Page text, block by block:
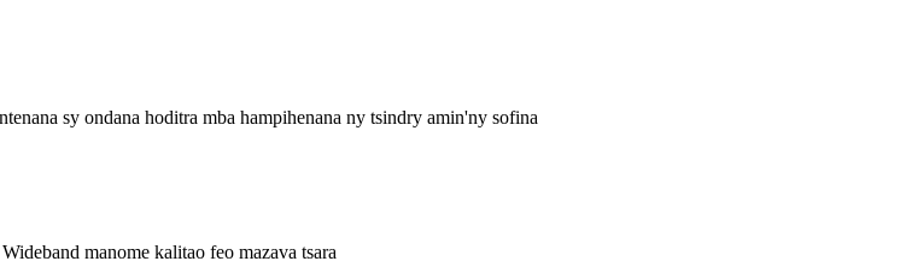
sy ondana hoditra mba hampihenana ny tsindry amin'ny sofina
manome kalitao feo mazava tsara